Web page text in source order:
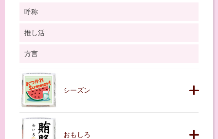
呼称
推し活
方言
シーズン
おもしろ